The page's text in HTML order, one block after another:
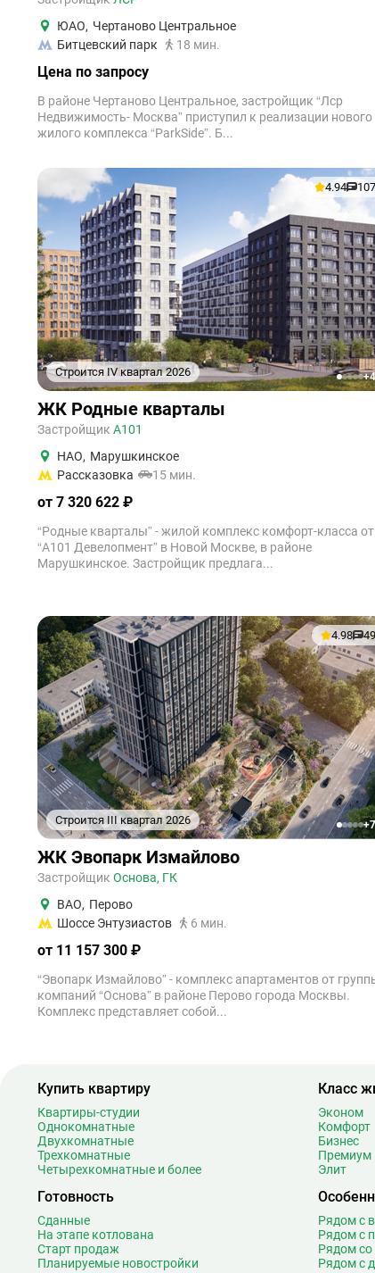
ЮАО, Чертаново Центральное
Битцевский парк
18 мин.
Цена по запросу
В районе Чертаново Центральное, застройщик “Лср
Недвижимость- Москва” приступил к реализации нового
жилого комплекса “ParkSide”. Б...
Строится IV квартал 2026
4.94 107
12345+4
ЖК Родные кварталы
Застройщик А101
НАО, Марушкинское
Рассказовка
15 мин.
от 7 320 622 ₽
“Родные кварталы” - жилой комплекс комфорт-класса от
“А101 Девелопмент” в Новой Москве, в районе
Марушкинское. Застройщик предлага...
Строится III квартал 2026
4.98 49
12345+7
ЖК Эвопарк Измайлово
Застройщик Основа, ГК
ВАО, Перово
Шоссе Энтузиастов
6 мин.
от 11 157 300 ₽
“Эвопарк Измайлово” - комплекс апартаментов от
компаний “Основа” в районе Перово города Москвы.
Комплекс представляет собой...
Купить квартиру
Квартиры-студии
Однокомнатные
Двухкомнатные
Трехкомнатные
Четырехкомнатные и более
Готовность
Сданные
На этапе котлована
Старт продаж
Планируемые новостройки
Класс
Эконом
Комфорт
Бизнес
Премиум
Элит
Рядом с
Рядом с
Рядом
Рядом с